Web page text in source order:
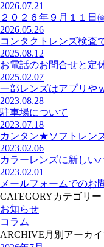
2026.07.21
２０２６年９月１１日
2026.05.26
コンタクトレンズ検査
2025.08.12
お電話のお問合せと定
2025.02.07
一部レンズはアプリや
2023.08.28
駐車場について
2023.07.18
カンタン★ソフトレン
2023.02.06
カラーレンズに新しい
2023.02.01
メールフォームでのお
CATEGORYカテゴリー
お知らせ
コラム
ARCHIVE 月別アーカ